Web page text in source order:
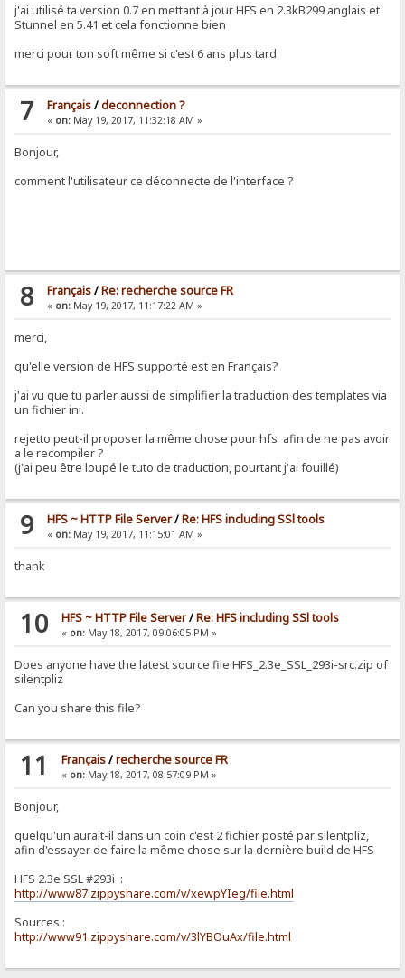
j'ai utilisé ta version 0.7 en mettant à jour HFS en 2.3kB299 anglais et
Stunnel en 5.41 et cela fonctionne bien
merci pour ton soft même si c'est 6 ans plus tard
7 Français/deconnection ?
« on:May 19, 2017, 11:32:18 AM »
Bonjour,
comment l'utilisateur ce déconnecte de l'interface ?
8 Français/Re: recherche source FR
« on:May 19, 2017, 11:17:22 AM »
merci,
qu'elle version de HFS supporté est en Français?
j'ai vu que tu parler aussi de simplifier la traduction des templates via
un fichier ini.
rejetto peut-il proposer la même chose pour hfs afin de ne pas avoir
a le recompiler ?
(j'ai peu être loupé le tuto de traduction, pourtant j'ai fouillé)
9 HFS ~ HTTP File Server/Re: HFS including SSl tools
« on:May 19, 2017, 11:15:01 AM »
thank
10 HFS ~ HTTP File Server/Re: HFS including SSl tools
« on:May 18, 2017, 09:06:05 PM »
Does anyone have the latest source file HFS_2.3e_SSL_293i-src.zip of
silentpliz
Can you share this file?
11 Français/recherche source FR
« on:May 18, 2017, 08:57:09 PM »
Bonjour,
quelqu'un aurait-il dans un coin c'est 2 fichier posté par silentpliz,
afin d'essayer de faire la même chose sur la dernière build de HFS
HFS 2.3e SSL #293i :
http://www87.zippyshare.com/v/xewpYIeg/file.html
Sources :
http://www91.zippyshare.com/v/3lYBOuAx/file.html